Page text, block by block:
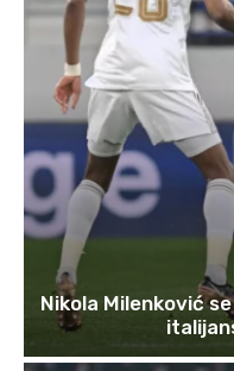
Nikola Milenković